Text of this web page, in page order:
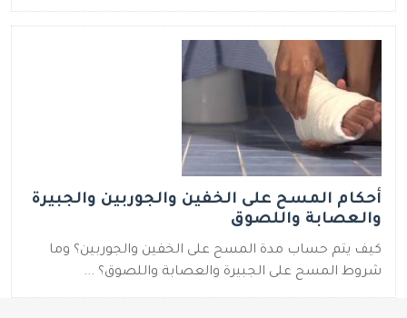
أحكام المسح على الخفين والجوربين والجبيرة
والعصابة واللصوق
كيف يتم حساب مدة المسح على الخفين والجوربين؟ وما
شروط المسح على الجبيرة والعصابة واللصوق؟ ...